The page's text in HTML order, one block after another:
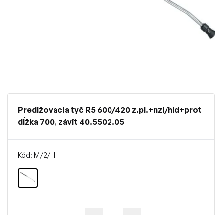
Predlžovacia tyč R5 600/420 z.pl.+nzl/hld+prot
dĺžka 700, závit 40.5502.05
Kód: M/2/H